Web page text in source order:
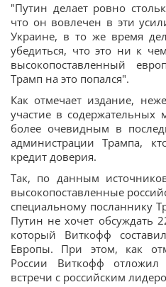
"Путин делает ровно
что он вовлечен в эти
Украине, в то же время
убедиться, что это ни к
высокопоставленный
Трамп на это попался".
Как отмечает издание,
участие в содержательных
более очевидным в
администрации Трампа,
кредит доверия.
Так, по данным
высокопоставленные
специальному посланнику
Путин не хочет обсуждать
который Виткофф
Европы. При этом, как
России Виткофф отложил
встречи с российским